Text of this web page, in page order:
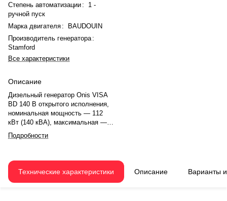
Степень автоматизации :
1 -
ручной пуск
Марка двигателя :
BAUDOUIN
Производитель генератора :
Stamford
Все характеристики
Описание
Дизельный генератор Onis VISA
BD 140 B открытого исполнения,
номинальная мощность — 112
кВт (140 кВА), максимальная —
120 кВт (168 кВА). Двигатель
BAUDOUIN 6M11G150/5, рядный,
оборотов. Система охлаждения
— жидкостная. Частота
Подробности
Технические характеристики Описание Варианты